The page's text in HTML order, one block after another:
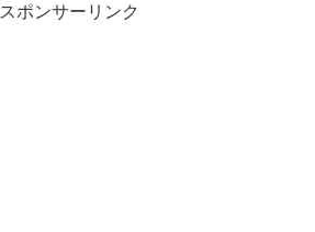
スポンサーリンク